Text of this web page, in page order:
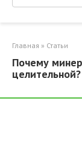
Главная » Статьи
Почему
целительной?